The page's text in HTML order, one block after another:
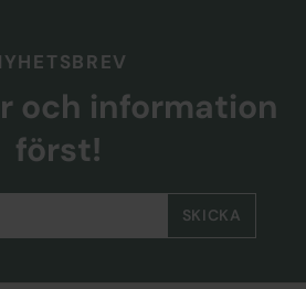
och information
först!
SKICKA